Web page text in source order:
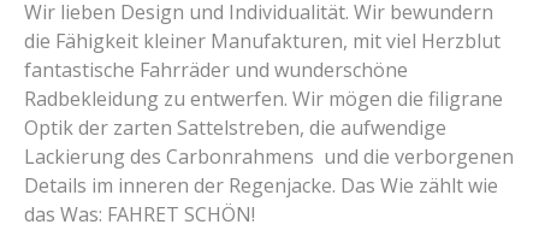
Wir lieben Design und Individualität. Wir bewundern
die Fähigkeit kleiner Manufakturen, mit viel Herzblut
fantastische Fahrräder und wunderschöne
Radbekleidung zu entwerfen. Wir mögen die filigrane
Optik der zarten Sattelstreben, die aufwendige
Lackierung des Carbonrahmens und die verborgenen
Details im inneren der Regenjacke. Das Wie zählt wie
das Was: FAHRET SCHÖN!